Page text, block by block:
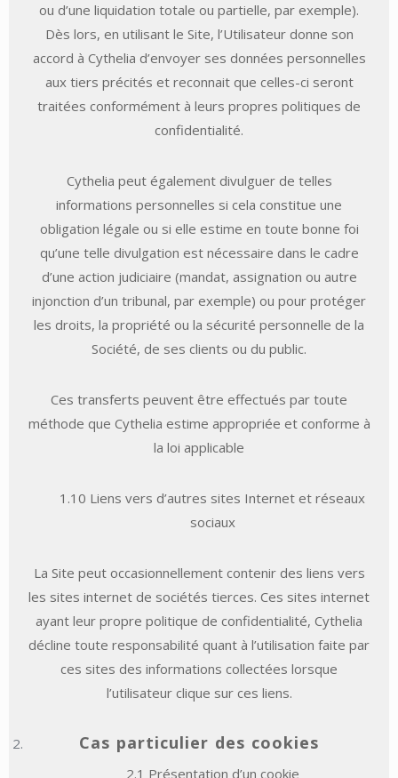
ou d’une liquidation totale ou partielle, par exemple).
Dès lors, en utilisant le Site, l’Utilisateur donne son
accord à Cythelia d’envoyer ses données personnelles
aux tiers précités et reconnait que celles-ci seront
traitées conformément à leurs propres politiques de
confidentialité.
Cythelia peut également divulguer de telles
informations personnelles si cela constitue une
obligation légale ou si elle estime en toute bonne foi
qu’une telle divulgation est nécessaire dans le cadre
d’une action judiciaire (mandat, assignation ou autre
injonction d’un tribunal, par exemple) ou pour protéger
les droits, la propriété ou la sécurité personnelle de la
Société, de ses clients ou du public.
Ces transferts peuvent être effectués par toute
méthode que Cythelia estime appropriée et conforme à
la loi applicable
1.10 Liens vers d’autres sites Internet et réseaux
sociaux
La Site peut occasionnellement contenir des liens vers
les sites internet de sociétés tierces. Ces sites internet
ayant leur propre politique de confidentialité, Cythelia
décline toute responsabilité quant à l’utilisation faite par
ces sites des informations collectées lorsque
l’utilisateur clique sur ces liens.
Cas particulier des cookies
2.1 Présentation d’un cookie